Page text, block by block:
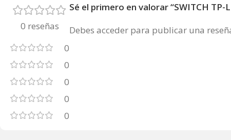
0 reseñas
0
0
0
0
0
Sé el primero en valorar “SWITCH TP-
Debes acceder para publicar una